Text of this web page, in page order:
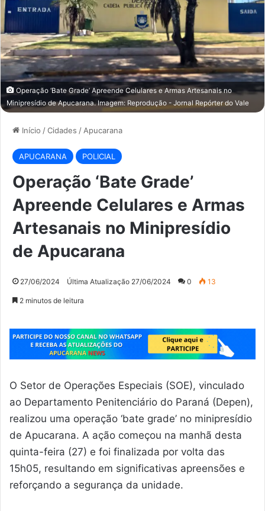
Operação ‘Bate Grade’ Apreende Celulares e Armas Artesanais no
Minipresídio de Apucarana. Imagem: Reprodução - Jornal Repórter do Vale
Início /Cidades / Apucarana
APUCARANA POLICIAL
Operação ‘Bate Grade’
Apreende Celulares e Armas
Artesanais no Minipresídio
de Apucarana
27/06/2024 Última Atualização 27/06/2024 0 13
2 minutos de leitura
O Setor de Operações Especiais (SOE), vinculado
ao Departamento Penitenciário do Paraná (Depen),
realizou uma operação ‘bate grade’ no minipresídio
de Apucarana. A ação começou na manhã desta
quinta-feira (27) e foi finalizada por volta das
15h05, resultando em significativas apreensões e
reforçando a segurança da unidade.